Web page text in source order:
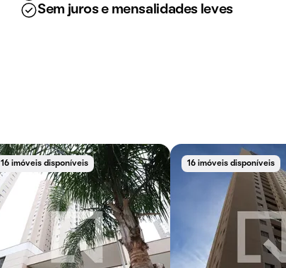
Sem juros e mensalidades leves
16 imóveis disponíveis 16 imóveis disponíveis